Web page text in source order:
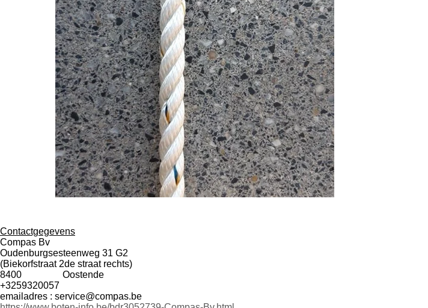
Contactgegevens
Compas Bv
Oudenburgsesteenweg 31 G2
(Biekorfstraat 2de straat rechts)
8400 Oostende
+3259320057
emailadres : service@compas.be